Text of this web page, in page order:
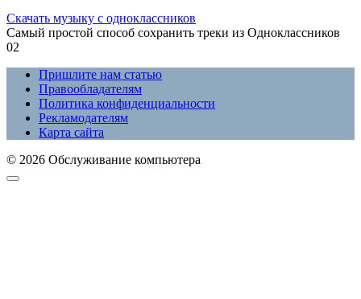
Скачать музыку с одноклассников
Самый простой способ сохранить треки из Одноклассников
02
Пришлите нам статью
Правообладателям
Политика конфиденциальности
Рекламодателям
Карта сайта
© 2026 Обслуживание компьютера